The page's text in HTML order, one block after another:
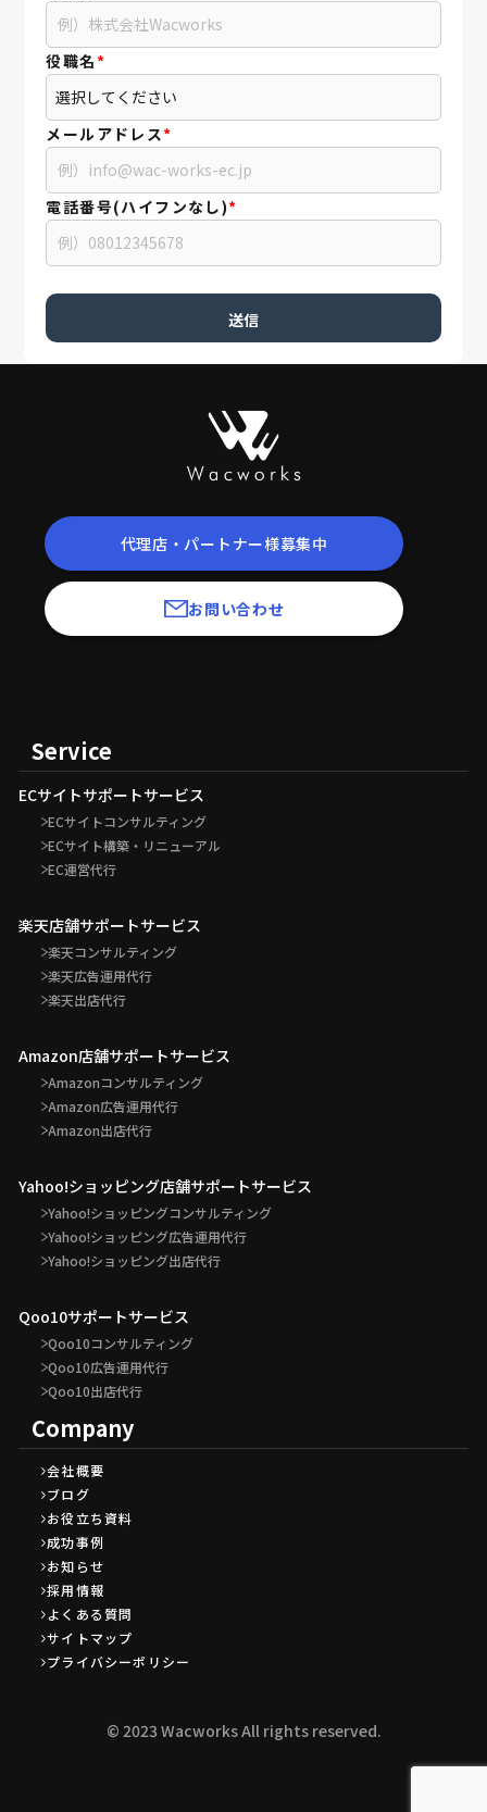
役職名*
メールアドレス*
電話番号(ハイフンなし)*
代理店・パートナー様募集中
お問い合わせ
Service
ECサイトサポートサービス
ECサイトコンサルティング
ECサイト構築・リニューアル
EC運営代行
楽天店舗サポートサービス
楽天コンサルティング
楽天広告運用代行
楽天出店代行
Amazon店舗サポートサービス
Amazonコンサルティング
Amazon広告運用代行
Amazon出店代行
Yahoo!ショッピング店舗サポートサービス
Yahoo!ショッピングコンサルティング
Yahoo!ショッピング広告運用代行
Yahoo!ショッピング出店代行
Qoo10サポートサービス
Qoo10コンサルティング
Qoo10広告運用代行
Qoo10出店代行
Company
会社概要
ブログ
お役立ち資料
成功事例
お知らせ
採用情報
よくある質問
サイトマップ
プライバシーポリシー
©︎ 2023 Wacworks All rights reserved.